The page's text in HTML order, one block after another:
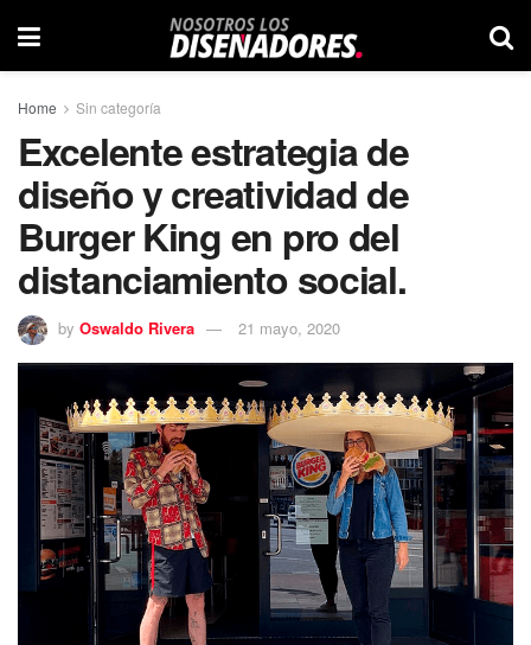
Home Sin categoría
Excelente estrategia de
diseño y creatividad de
Burger King en pro del
distanciamiento social.
by Oswaldo Rivera 21 mayo, 2020